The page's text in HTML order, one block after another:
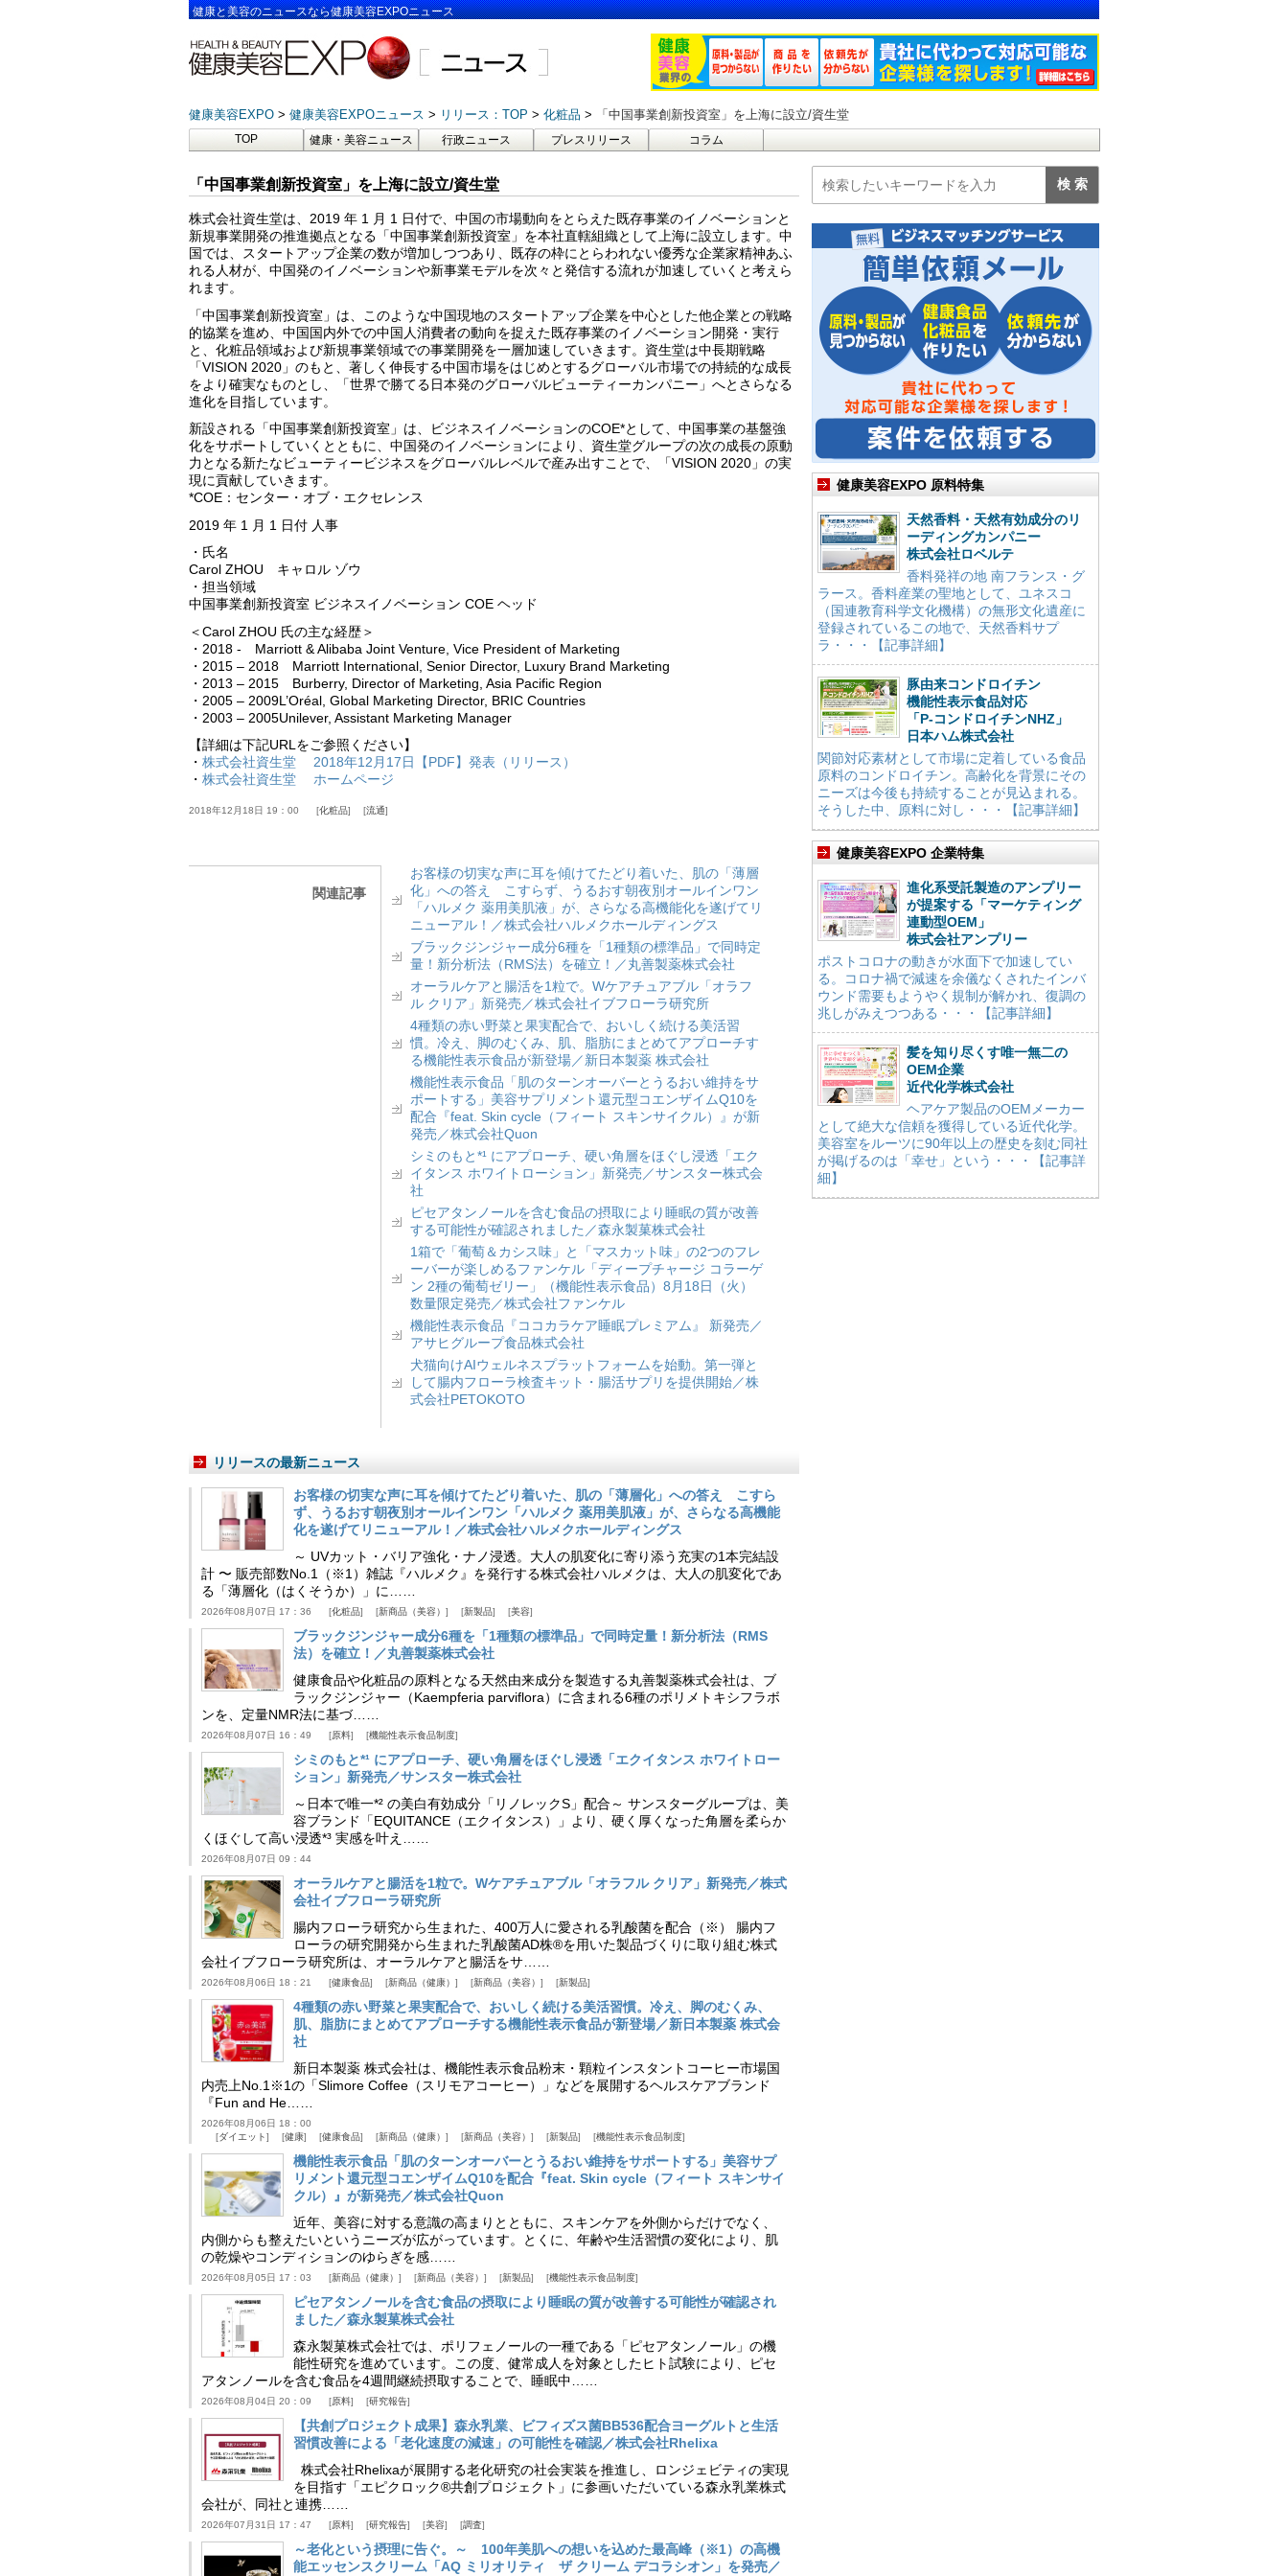
健康と美容のニュースなら健康美容EXPOニュース
健康美容EXPO 健康美容EXPOニュース リリース：TOP 化粧品 「中国事業創新投資室」を上海に設立/資生堂
TOP 健康・美容ニュース 行政ニュース プレスリリース コラム
「中国事業創新投資室」を上海に設立/資生堂
株式会社資生堂は、2019 年 1 月 1 日付で、中国の市場動向をとらえた既存事業のイノベーションと
新規事業開発の推進拠点となる「中国事業創新投資室」を本社直轄組織として上海に設立します。中
国では、スタートアップ企業の数が増加しつつあり、既存の枠にとらわれない優秀な企業家精神あふ
れる人材が、中国発のイノベーションや新事業モデルを次々と発信する流れが加速していくと考えら
れます。
「中国事業創新投資室」は、このような中国現地のスタートアップ企業を中心とした他企業との戦略
的協業を進め、中国国内外での中国人消費者の動向を捉えた既存事業のイノベーション開発・実行
と、化粧品領域および新規事業領域での事業開発を一層加速していきます。資生堂は中長期戦略
「VISION 2020」のもと、著しく伸長する中国市場をはじめとするグローバル市場での持続的な成長
をより確実なものとし、「世界で勝てる日本発のグローバルビューティーカンパニー」へとさらなる
進化を目指しています。
新設される「中国事業創新投資室」は、ビジネスイノベーションのCOE*として、中国事業の基盤強
化をサポートしていくとともに、中国発のイノベーションにより、資生堂グループの次の成長の原動
力となる新たなビューティービジネスをグローバルレベルで産み出すことで、「VISION 2020」の実
現に貢献していきます。
*COE：センター・オブ・エクセレンス
2019 年 1 月 1 日付 人事
・氏名
Carol ZHOU キャロル ゾウ
・担当領域
中国事業創新投資室 ビジネスイノベーション COE ヘッド
＜Carol ZHOU 氏の主な経歴＞
・2018 - Marriott & Alibaba Joint Venture, Vice President of Marketing
・2015 – 2018 Marriott International, Senior Director, Luxury Brand Marketing
・2013 – 2015 Burberry, Director of Marketing, Asia Pacific Region
・2005 – 2009L’Oréal, Global Marketing Director, BRIC Countries
・2003 – 2005Unilever, Assistant Marketing Manager
【詳細は下記URLをご参照ください】
・ 株式会社資生堂 2018年12月17日【PDF】発表（リリース）
・ 株式会社資生堂 ホームページ
2018年12月18日 19：00 化粧品 流通
関連記事
お客様の切実な声に耳を傾けてたどり着いた、肌の「薄層
化」への答え こすらず、うるおす朝夜別オールインワン
「ハルメク 薬用美肌液」が、さらなる高機能化を遂げてリ
ニューアル！／株式会社ハルメクホールディングス
ブラックジンジャー成分6種を「1種類の標準品」で同時定
量！新分析法（RMS法）を確立！／丸善製薬株式会社
オーラルケアと腸活を1粒で。Wケアチュアブル「オラフ
ル クリア」新発売／株式会社イブフローラ研究所
4種類の赤い野菜と果実配合で、おいしく続ける美活習
慣。冷え、脚のむくみ、肌、脂肪にまとめてアプローチす
る機能性表示食品が新登場／新日本製薬 株式会社
機能性表示食品「肌のターンオーバーとうるおい維持をサ
ポートする」美容サプリメント還元型コエンザイムQ10を
配合『feat. Skin cycle（フィート スキンサイクル）』が新
発売／株式会社Quon
シミのもと*¹ にアプローチ、硬い角層をほぐし浸透「エク
イタンス ホワイトローション」新発売／サンスター株式会
社
ピセアタンノールを含む食品の摂取により睡眠の質が改善
する可能性が確認されました／森永製菓株式会社
1箱で「葡萄＆カシス味」と「マスカット味」の2つのフレ
ーバーが楽しめるファンケル「ディープチャージ コラーゲ
ン 2種の葡萄ゼリー」（機能性表示食品）8月18日（火）
数量限定発売／株式会社ファンケル
機能性表示食品『ココカラケア睡眠プレミアム』 新発売／
アサヒグループ食品株式会社
犬猫向けAIウェルネスプラットフォームを始動。第一弾と
して腸内フローラ検査キット・腸活サプリを提供開始／株
式会社PETOKOTO
リリースの最新ニュース
お客様の切実な声に耳を傾けてたどり着いた、肌の「薄層化」への答え こすら
ず、うるおす朝夜別オールインワン「ハルメク 薬用美肌液」が、さらなる高機能
化を遂げてリニューアル！／株式会社ハルメクホールディングス
～ UVカット・バリア強化・ナノ浸透。大人の肌変化に寄り添う充実の1本完結設
計 〜 販売部数No.1（※1）雑誌『ハルメク』を発行する株式会社ハルメクは、大人の肌変化であ
る「薄層化（はくそうか）」に……
2026年08月07日 17：36 化粧品 新商品（美容） 新製品 美容
ブラックジンジャー成分6種を「1種類の標準品」で同時定量！新分析法（RMS
法）を確立！／丸善製薬株式会社
健康食品や化粧品の原料となる天然由来成分を製造する丸善製薬株式会社は、ブ
ラックジンジャー（Kaempferia parviflora）に含まれる6種のポリメトキシフラボ
ンを、定量NMR法に基づ……
2026年08月07日 16：49 原料 機能性表示食品制度
シミのもと*¹ にアプローチ、硬い角層をほぐし浸透「エクイタンス ホワイトロー
ション」新発売／サンスター株式会社
～日本で唯一*² の美白有効成分「リノレックS」配合～ サンスターグループは、美
容ブランド「EQUITANCE（エクイタンス）」より、硬く厚くなった角層を柔らか
くほぐして高い浸透*³ 実感を叶え……
2026年08月07日 09：44
オーラルケアと腸活を1粒で。Wケアチュアブル「オラフル クリア」新発売／株式
会社イブフローラ研究所
腸内フローラ研究から生まれた、400万人に愛される乳酸菌を配合（※） 腸内フ
ローラの研究開発から生まれた乳酸菌AD株®を用いた製品づくりに取り組む株式
会社イブフローラ研究所は、オーラルケアと腸活をサ……
2026年08月06日 18：21 健康食品 新商品（健康） 新商品（美容） 新製品
4種類の赤い野菜と果実配合で、おいしく続ける美活習慣。冷え、脚のむくみ、
肌、脂肪にまとめてアプローチする機能性表示食品が新登場／新日本製薬 株式会
社
新日本製薬 株式会社は、機能性表示食品粉末・顆粒インスタントコーヒー市場国
内売上No.1※1の「Slimore Coffee（スリモアコーヒー）」などを展開するヘルスケアブランド
『Fun and He……
2026年08月06日 18：00
ダイエット
健康 健康食品 新商品（健康） 新商品（美容） 新製品 機能性表示食品制度
機能性表示食品「肌のターンオーバーとうるおい維持をサポートする」美容サプ
リメント還元型コエンザイムQ10を配合『feat. Skin cycle（フィート スキンサイ
クル）』が新発売／株式会社Quon
近年、美容に対する意識の高まりとともに、スキンケアを外側からだけでなく、
内側からも整えたいというニーズが広がっています。とくに、年齢や生活習慣の変化により、肌
の乾燥やコンディションのゆらぎを感……
2026年08月05日 17：03 新商品（健康） 新商品（美容） 新製品 機能性表示食品制度
ピセアタンノールを含む食品の摂取により睡眠の質が改善する可能性が確認され
ました／森永製菓株式会社
森永製菓株式会社では、ポリフェノールの一種である「ピセアタンノール」の機
能性研究を進めています。この度、健常成人を対象としたヒト試験により、ピセ
アタンノールを含む食品を4週間継続摂取することで、睡眠中……
2026年08月04日 20：09 原料 研究報告
【共創プロジェクト成果】森永乳業、ビフィズス菌BB536配合ヨーグルトと生活
習慣改善による「老化速度の減速」の可能性を確認／株式会社Rhelixa
株式会社Rhelixaが展開する老化研究の社会実装を推進し、ロンジェビティの実現
を目指す「エピクロック®共創プロジェクト」に参画いただいている森永乳業株式
会社が、同社と連携……
2026年07月31日 17：47 原料 研究報告 美容 調査
～老化という摂理に告ぐ。～ 100年美肌への想いを込めた最高峰（※1）の高機
能エッセンスクリーム「AQ ミリオリティ ザ クリーム デコラシオン」を発売／
健康美容EXPO 原料特集
天然香料・天然有効成分のリ
ーディングカンパニー
株式会社ロベルテ
香料発祥の地 南フランス・グ
ラース。香料産業の聖地として、ユネスコ
（国連教育科学文化機構）の無形文化遺産に
登録されているこの地で、天然香料サプ
ラ・・・【記事詳細】
豚由来コンドロイチン
機能性表示食品対応
「P-コンドロイチンNHZ」
日本ハム株式会社
関節対応素材として市場に定着している食品
原料のコンドロイチン。高齢化を背景にその
ニーズは今後も持続することが見込まれる。
そうした中、原料に対し・・・【記事詳細】
健康美容EXPO 企業特集
進化系受託製造のアンプリー
が提案する「マーケティング
連動型OEM」
株式会社アンプリー
ポストコロナの動きが水面下で加速してい
る。コロナ禍で減速を余儀なくされたインバ
ウンド需要もようやく規制が解かれ、復調の
兆しがみえつつある・・・【記事詳細】
髪を知り尽くす唯一無二の
OEM企業
近代化学株式会社
ヘアケア製品のOEMメーカー
として絶大な信頼を獲得している近代化学。
美容室をルーツに90年以上の歴史を刻む同社
が掲げるのは「幸せ」という・・・【記事詳
細】